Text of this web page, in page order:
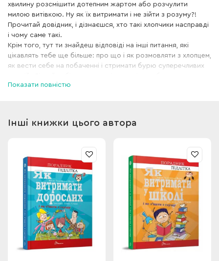
хвилину розсмішити дотепним жартом або розчулити
милою витівкою. Ну як їх витримати і не зійти з розуму?!
Прочитай довідник, і дізнаєшся, хто такі хлопчики насправді
і чому саме такі.
Крім того, тут ти знайдеш відповіді на інші питання, які
цікавлять тебе ще більше: про що і як розмовляти з хлопцем,
як вести себе на побаченні і стримати бурю суперечливих
більш впевнено почувати себе в їхньому товаристві.
Показати повністю
Інші книжки цього автора